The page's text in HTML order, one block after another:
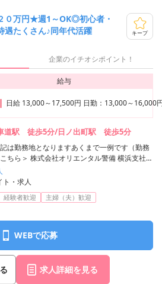
０万円★週1～OK◎初心者・
遇たくさん♪同年代活躍
キープ
企業のイチオシポイント！
給与
日給 13,000～17,500円 日勤：13,000～
道駅 徒歩5分/日ノ出町駅 徒歩5分
は勤務地となりますあくまで一例です（勤務
町3-29-9 タクエー横浜西口第6ビル3F アク
徒歩3分 株式会社オリエンタル警備 横浜支社/
・求人
経験者歓迎
主婦（夫）歓迎
WEBで応募
求人詳細を見る